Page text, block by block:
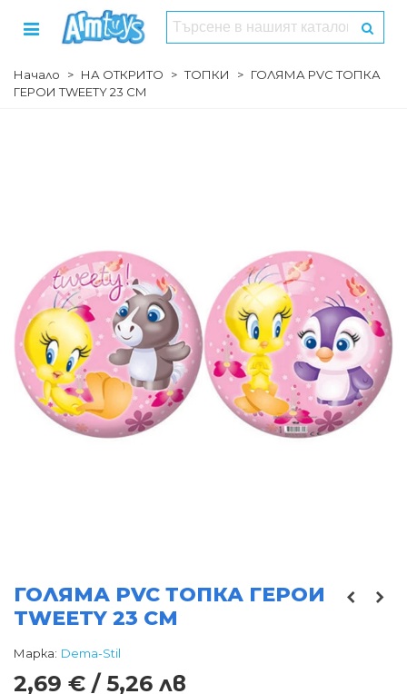
Начало > НА ОТКРИТО > ТОПКИ > ГОЛЯМА PVC ТОПКА
ГЕРОИ TWEETY 23 СМ
ГОЛЯМА PVC ТОПКА ГЕРОИ
TWEETY 23 СМ
Марка: Dema-Stil
2,69 € / 5,26 лв